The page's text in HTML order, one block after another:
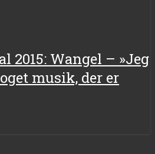
2015: Wangel – »Jeg
musik, der er